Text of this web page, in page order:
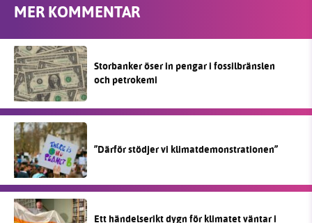
MER KOMMENTAR
Storbanker öser in pengar i fossilbränslen
och petrokemi
”Därför stödjer vi klimatdemonstrationen”
Ett händelserikt dygn för klimatet väntar i